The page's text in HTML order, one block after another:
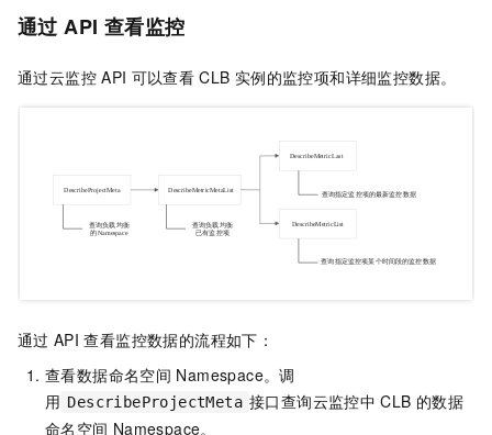
通过 API 查看监控
通过云监控 API 可以查看 CLB 实例的监控项和详细监控数据。
通过 API 查看监控数据的流程如下：
查看数据命名空间 Namespace。调
用 DescribeProjectMeta 接口查询云监控中 CLB 的数据
命名空间 Namespace。